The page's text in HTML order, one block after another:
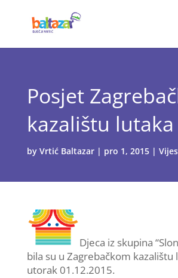
Posjet
kazalištu lutaka
by Vrtić Baltazar| pro 1, 2015|
Djeca iz skupina
bila su u Zagrebačkom kazalištu
utorak 01.12.2015.